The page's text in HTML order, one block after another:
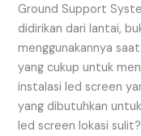
Ground Support
didirikan dari lantai,
menggunakannya
yang cukup untuk
instalasi led screen
yang dibutuhkan
led screen lokasi